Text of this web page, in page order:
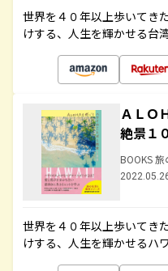
世界を４０年以上歩いてき
けする、人生を輝かせる台
ＡＬＯ
絶景１
BOOKS
世界を４０年以上歩いてき
けする、人生を輝かせるハ